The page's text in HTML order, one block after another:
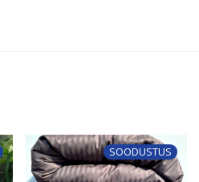
12,60 € kuni 20,23 €
SOODUSTUS